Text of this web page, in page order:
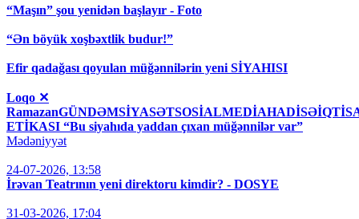
“Maşın” şou yenidən başlayır - Foto
“Ən böyük xoşbəxtlik budur!”
Efir qadağası qoyulan müğənnilərin yeni SİYAHISI
Loqo ✕
ETİKASI “Bu siyahıda yaddan çıxan müğənnilər var”
Mədəniyyət
24-07-2026, 13:58
İrəvan Teatrının yeni direktoru kimdir? - DOSYE
31-03-2026, 17:04